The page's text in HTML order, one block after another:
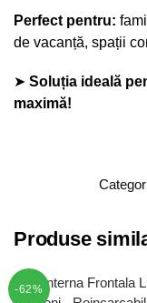
Perfect pentru:
de vacanță, spații
➤ Soluția ideală
maximă!
Produse
-62%